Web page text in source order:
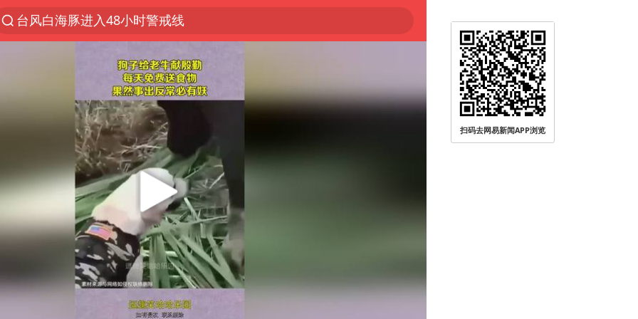
台风白海豚进入48小时警戒线
台风白海豚影响中国已成定局
佛得角门将亮相智利俱乐部主场
U17国足1分钟轰2球
五粮液渠道价一箱上涨近百元
宇树科技发行价格150.80元/股
法国将禁止“未经同意的电话营销”
宇树科技王兴兴身家有望超200亿元
泰国一女公务员妆容引争议 本人回应
80后女柜员逆袭成4200亿银行副行长
扫码去网易新闻APP浏览